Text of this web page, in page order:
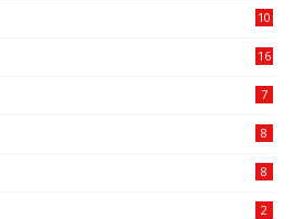
10
16
7
8
8
2